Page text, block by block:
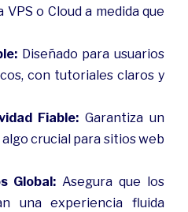
VPS o Cloud a medida que
Diseñado para usuarios
con tutoriales claros y
Fiable: Garantiza un
crucial para sitios web
Global: Asegura que los
una experiencia fluida